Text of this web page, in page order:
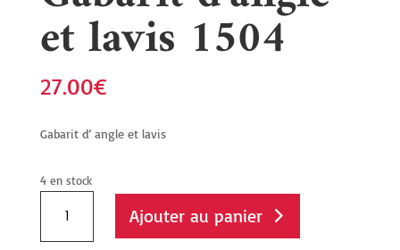
et lavis 1504
27.00€
Gabarit d’ angle et lavis
4 en stock
Gabarit
Ajouter au panier